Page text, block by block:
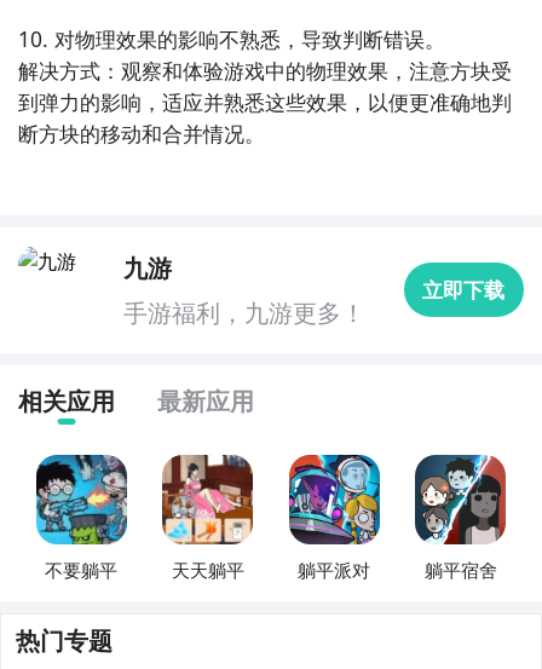
立即下载
方法三： 查看九游开测表
步骤1：
在九游开测表中玩家们可以看到当天所有进行开
查找2048躺平版的相关公测时间信息!
访问地址>>> 手游开测表地址
关注2048躺平版什么时候开测，什么时候开放下载，什
平版专区的每日更新，欢迎大家积极参与讨论和提问
题，我们会第一时间为您解答。
10. 对物理效果的影响不熟悉，导致判断错误。
解决方式：观察和体验游戏中的物理效果，注意方块受
到弹力的影响，适应并熟悉这些效果，以便更准确地判
断方块的移动和合并情况。
九游
手游福利，九游更多！
立即下载
相关应用 最新应用
不要躺平 天天躺平 躺平派对 躺平宿舍
热门专题